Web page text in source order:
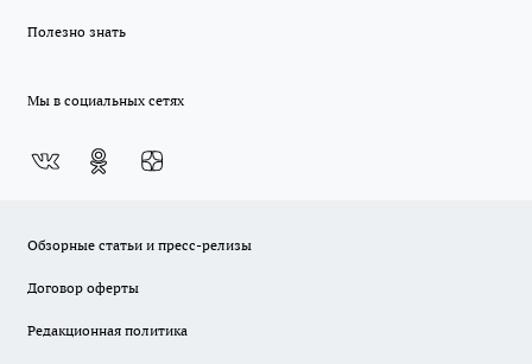
Полезно знать
Мы в социальных сетях
Обзорные статьи и пресс-релизы
Договор оферты
Редакционная политика